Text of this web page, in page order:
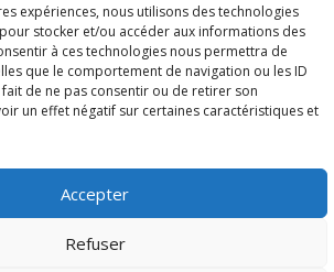
expériences, nous utilisons des technologies
stocker et/ou accéder aux informations des
à ces technologies nous permettra de
que le comportement de navigation ou les ID
fait de ne pas consentir ou de retirer son
un effet négatif sur certaines caractéristiques et
Accepter
Refuser
des Structures
à l’autocréation d’emploi (SAACE)
infirmier :quels indicateurs